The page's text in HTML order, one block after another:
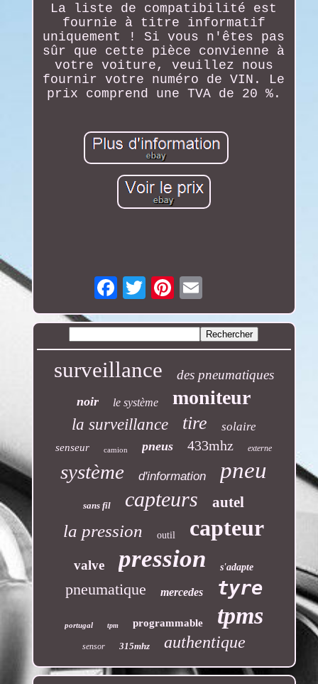
La liste de compatibilité est
fournie à titre informatif
uniquement ! Si vous n'êtes pas
sûr que cette pièce convienne à
votre voiture, veuillez nous
fournir votre numéro de VIN. Le
prix comprend une TVA de 20 %.
Email
surveillance des pneumatiques
noir le système moniteur
la surveillance tire solaire
senseur camion pneus 433mhz externe
système d'information pneu
sans fil capteurs autel
la pression outil capteur
valve pression s'adapte
pneumatique mercedes tyre
portugal tpm programmable tpms
sensor 315mhz authentique